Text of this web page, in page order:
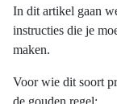
In dit artikel gaan
instructies die je
maken.
Voor wie dit soort